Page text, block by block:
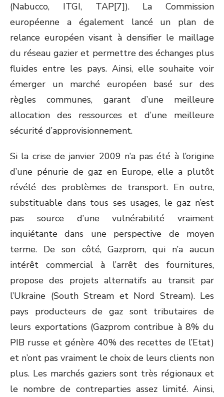
(Nabucco, ITGI, TAP[7]). La Commission
européenne a également lancé un plan de
relance européen visant à densifier le maillage
du réseau gazier et permettre des échanges plus
fluides entre les pays. Ainsi, elle souhaite voir
émerger un marché européen basé sur des
règles communes, garant d’une meilleure
allocation des ressources et d’une meilleure
sécurité d’approvisionnement.
Si la crise de janvier 2009 n’a pas été à l’origine
d’une pénurie de gaz en Europe, elle a plutôt
révélé des problèmes de transport. En outre,
substituable dans tous ses usages, le gaz n’est
pas source d’une vulnérabilité vraiment
inquiétante dans une perspective de moyen
terme. De son côté, Gazprom, qui n’a aucun
intérêt commercial à l’arrêt des fournitures,
propose des projets alternatifs au transit par
l’Ukraine (South Stream et Nord Stream). Les
pays producteurs de gaz sont tributaires de
leurs exportations (Gazprom contribue à 8% du
PIB russe et génère 40% des recettes de l’Etat)
et n’ont pas vraiment le choix de leurs clients non
plus. Les marchés gaziers sont très régionaux et
le nombre de contreparties assez limité. Ainsi,